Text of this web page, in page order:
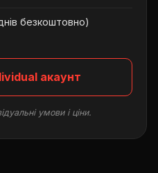
безкоштовно)
акаунт
умови і ціни.